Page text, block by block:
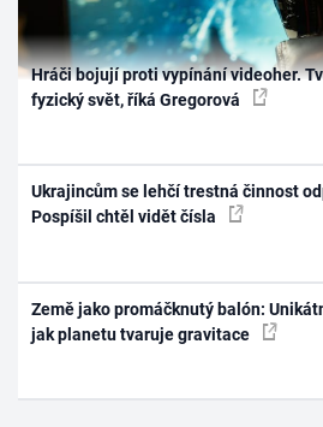
Hráči bojují proti vypínání videoher.
fyzický svět, říká Gregorová
Ukrajincům se lehčí trestná činnost
Pospíšil chtěl vidět čísla
Země jako promáčknutý balón:
jak planetu tvaruje gravitace